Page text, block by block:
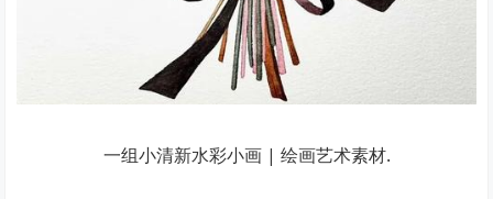
一组小清新水彩小画 | 绘画艺术素材.